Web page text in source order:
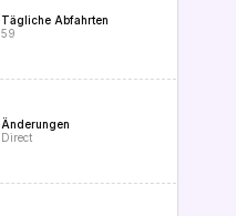
Tägliche Abfahrten
59
Änderungen
Direct